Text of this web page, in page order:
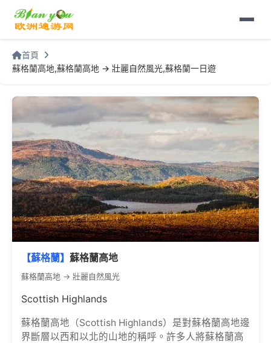
首頁
蘇格蘭高地,蘇格蘭高地 -> 壯麗自然風光,蘇格蘭一日遊
【蘇格蘭】 蘇格蘭高地
蘇格蘭高地 -> 壯麗自然風光
Scottish Highlands
蘇格蘭高地（Scottish Highlands）是對蘇格蘭高地邊
界斷層以西和以北的山地的稱呼。許多人將蘇格蘭高